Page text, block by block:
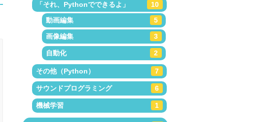
「それ、Pythonでできるよ」
10
動画編集
5
画像編集 3
自動化 2
その他（Python） 7
サウンドプログラミング 6
機械学習 1